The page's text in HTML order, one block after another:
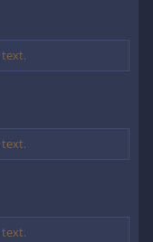
text.
text.
text.